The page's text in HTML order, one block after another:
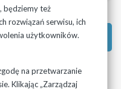
będziemy też
rozwiązań serwisu, ich
użytkowników.
na przetwarzanie
Klikając „Zarządzaj
do: Ogłoszenia